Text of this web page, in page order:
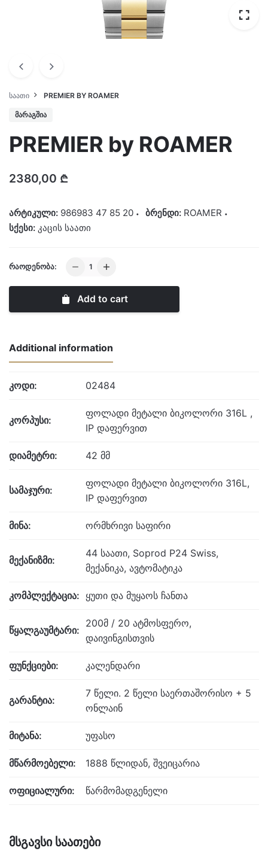
ᲡᲐᲐᲗᲘ PREMIER BY ROAMER
ᲛᲐᲠᲐᲒᲨᲘᲐ
PREMIER by ROAMER
2380,00 ₾
არტიკული: 986983 47 85 20 ბრენდი: ROAMER
სქესი: კაცის საათი
ᲠᲐᲝᲓᲔᲜᲝᲑᲐ:
PREMIER
ROAMER
Add to cart
Additional information
კოდი: 02484
კორპუსი:
ფოლადი მეტალი ბიკოლორი 316L ,
IP დაფერვით
დიამეტრი: 42 მმ
სამაჯური:
ფოლადი მეტალი ბიკოლორი 316L,
IP დაფერვით
მინა: ორმხრივი საფირი
მექანიზმი:
44 საათი, Soprod P24 Swiss,
მექანიკა, ავტომატიკა
კომპლექტაცია: ყუთი და მუყაოს ჩანთა
წყალგაუმტარი:
200მ / 20 ატმოსფერო,
დაივინგისთვის
ფუნქციები: კალენდარი
გარანტია:
7 წელი. 2 წელი საერთაშორისო + 5
ონლაინ
მიტანა: უფასო
მწარმოებელი: 1888 წლიდან, შვეიცარია
ოფიციალური: წარმომადგენელი
მსგავსი საათები